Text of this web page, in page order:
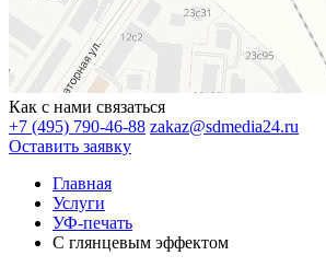
Как с нами связаться
+7 (495) 790-46-88 zakaz@sdmedia24.ru
Оставить заявку
Главная
Услуги
УФ-печать
С глянцевым эффектом